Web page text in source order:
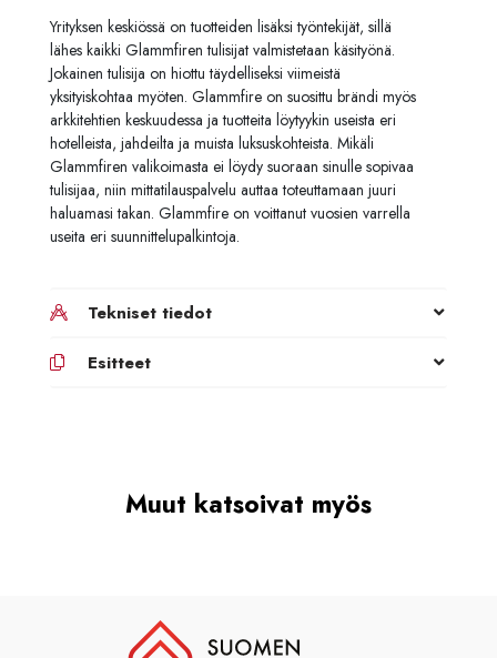
Yrityksen keskiössä on tuotteiden lisäksi työntekijät, sillä
lähes kaikki Glammfiren tulisijat valmistetaan käsityönä.
Jokainen tulisija on hiottu täydelliseksi viimeistä
yksityiskohtaa myöten. Glammfire on suosittu brändi myös
arkkitehtien keskuudessa ja tuotteita löytyykin useista eri
hotelleista, jahdeilta ja muista luksuskohteista. Mikäli
Glammfiren valikoimasta ei löydy suoraan sinulle sopivaa
tulisijaa, niin mittatilauspalvelu auttaa toteuttamaan juuri
haluamasi takan. Glammfire on voittanut vuosien varrella
useita eri suunnittelupalkintoja.
Tekniset tiedot
Esitteet
Muut katsoivat myös